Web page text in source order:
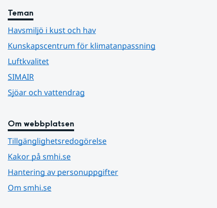
Teman
Havsmiljö i kust och hav
Kunskapscentrum för klimatanpassning
Luftkvalitet
SIMAIR
Sjöar och vattendrag
Om webbplatsen
Tillgänglighetsredogörelse
Kakor på smhi.se
Hantering av personuppgifter
Om smhi.se